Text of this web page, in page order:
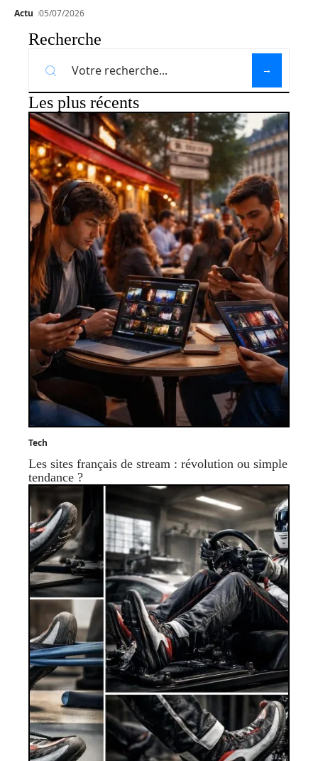
Actu 05/07/2026
Recherche
Les plus récents
Tech
Les sites français de stream : révolution ou simple
tendance ?